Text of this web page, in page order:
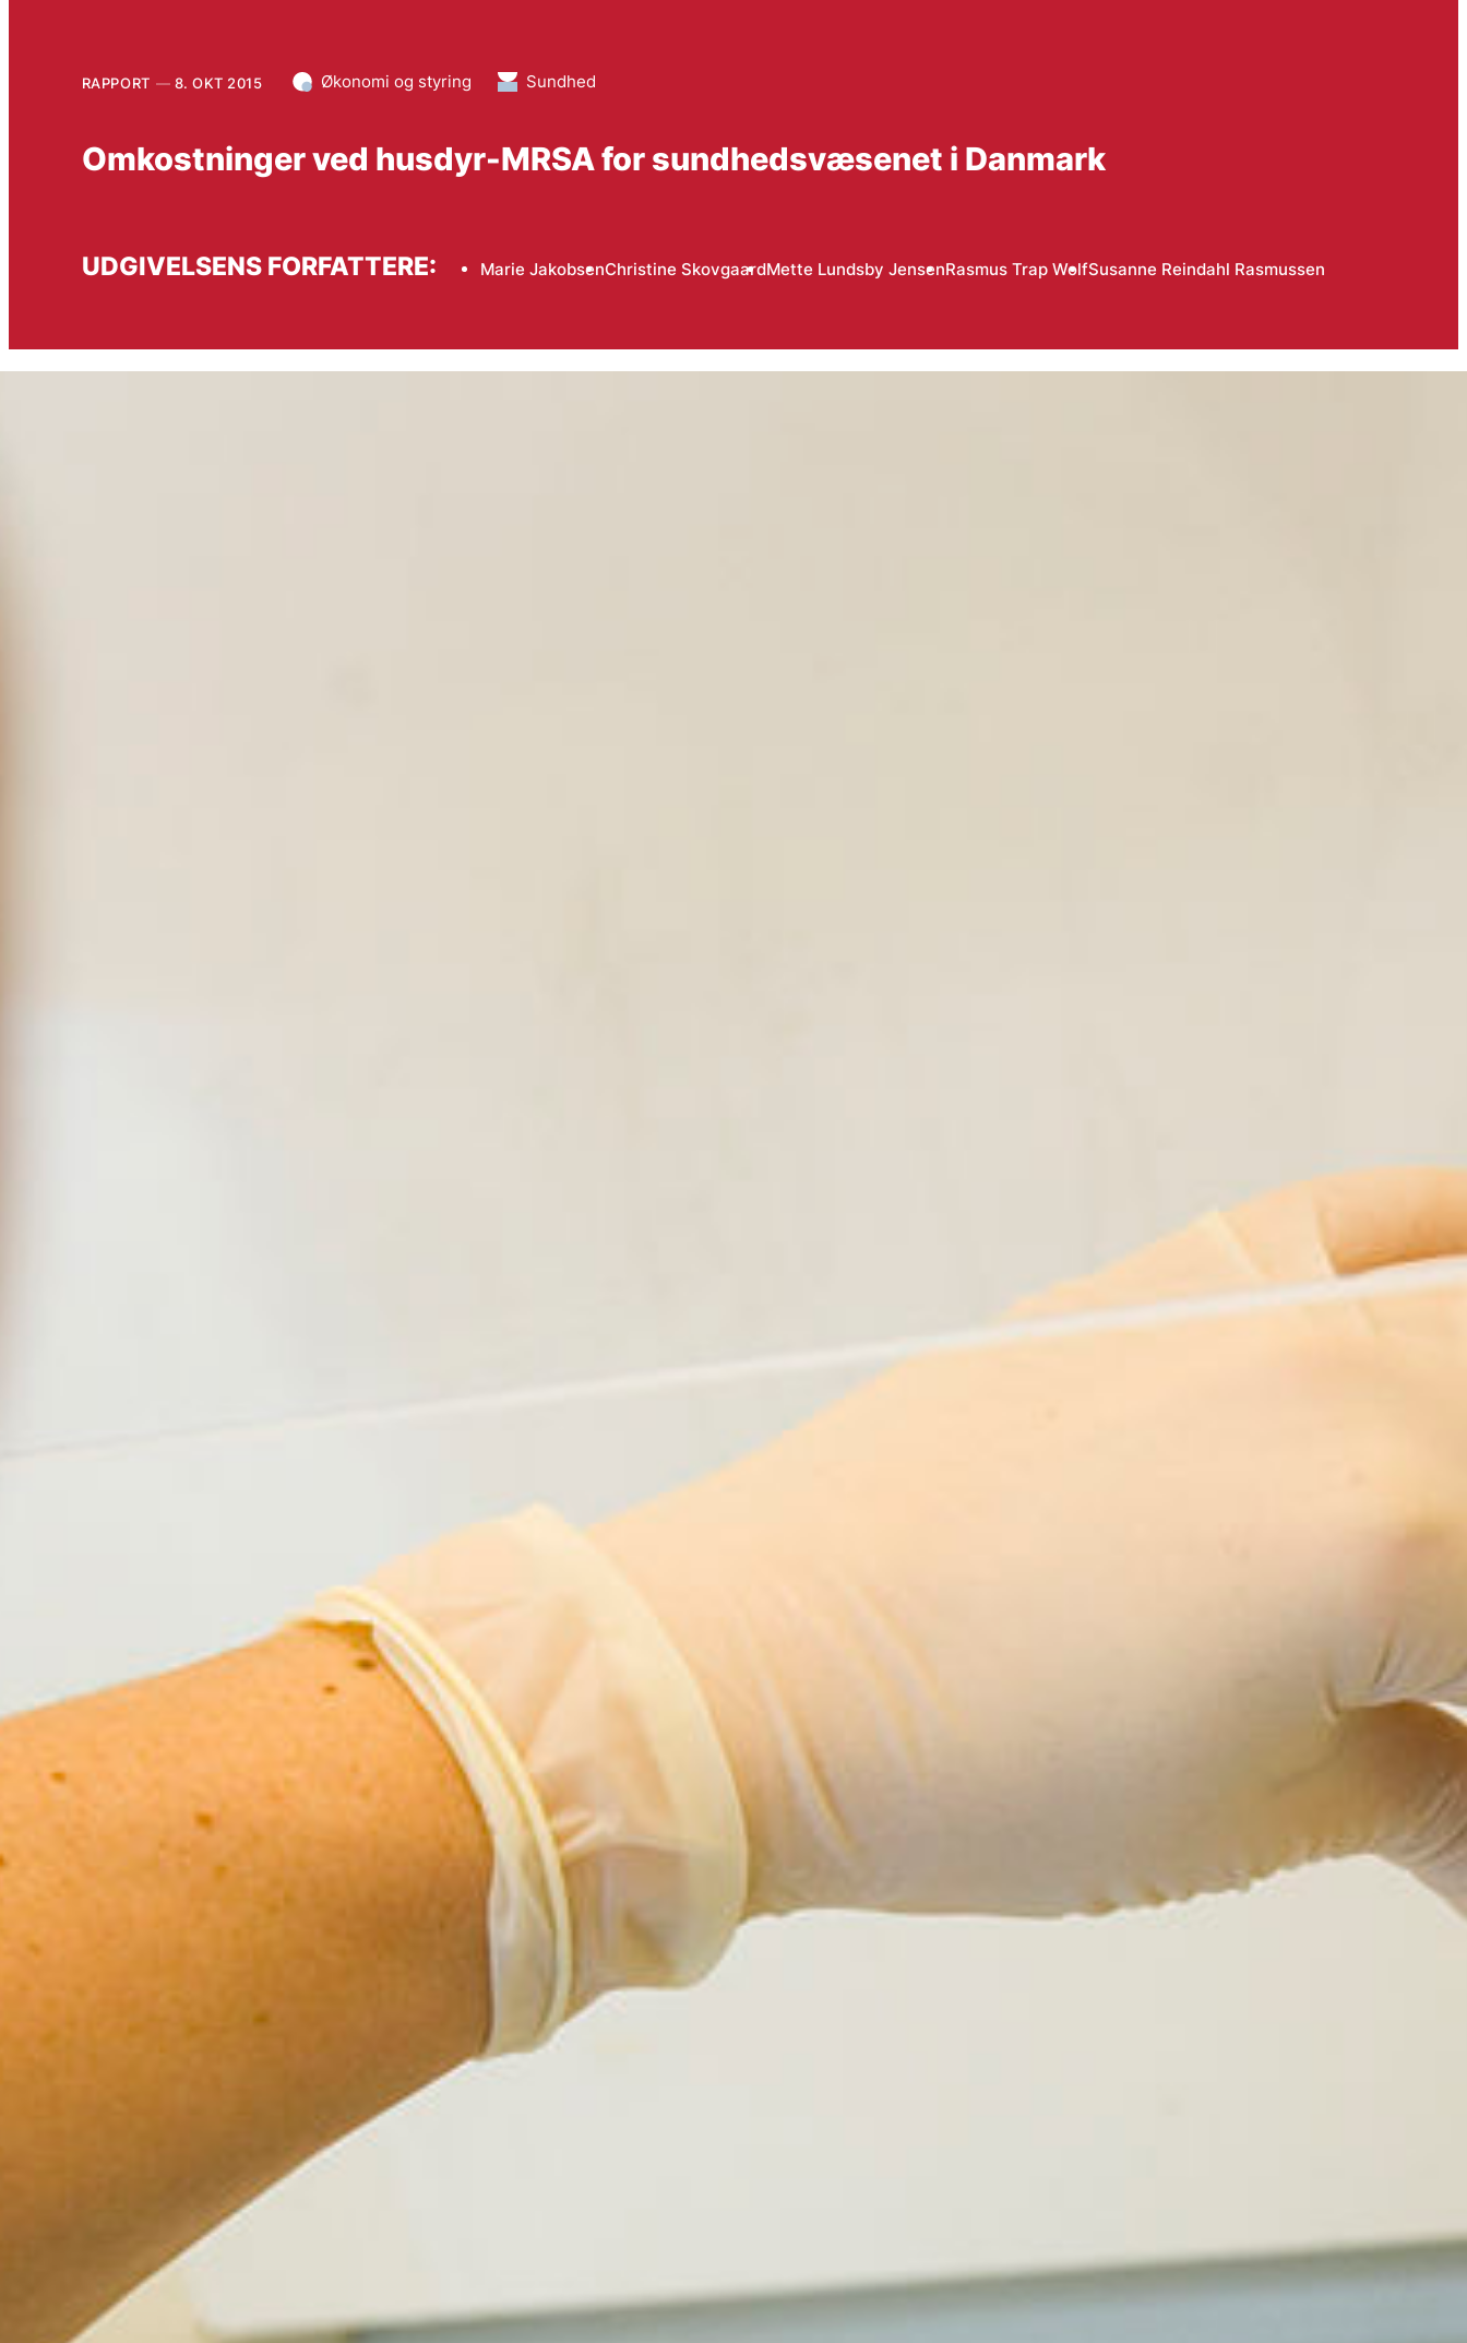
RAPPORT 8. OKT 2015 Økonomi og styring Sundhed
Omkostninger ved husdyr-MRSA for sundhedsvæsenet i Danmark
UDGIVELSENS FORFATTERE: Marie JakobsenChristine SkovgaardMette Lundsby JensenRasmus Trap WolfSusanne Reindahl Rasmussen